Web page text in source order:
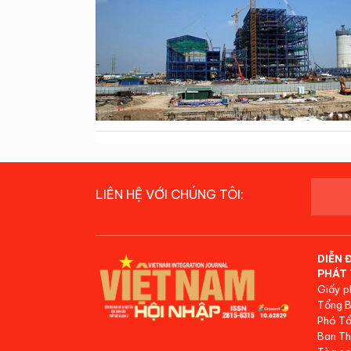
LIÊN HỆ VỚI CHÚNG TÔI:
DIỄN
PHÁT
Giấy
Tổng
Phó
Ban